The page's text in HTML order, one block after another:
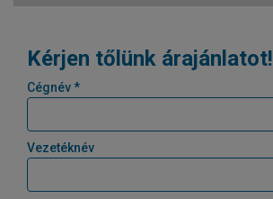
Kérjen tőlünk árajánlatot!
Cégnév *
Vezetéknév